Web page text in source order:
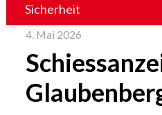
Sicherheit
4. Mai 2026